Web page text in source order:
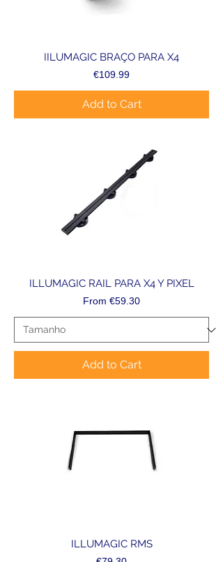
IILUMAGIC BRAÇO PARA X4
Price
€109.99
Add to Cart
ILLUMAGIC RAIL PARA X4 Y PIXEL
From €59.30
Sale Price
Add to Cart
ILLUMAGIC RMS